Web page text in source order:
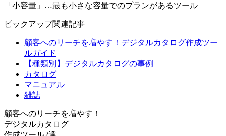
「小容量」…最も小さな容量でのプランがあるツール
ピックアップ関連記事
顧客へのリーチを増やす！デジタルカタログ作成ツー
ルガイド
【種類別】デジタルカタログの事例
カタログ
マニュアル
雑誌
顧客へのリーチを増やす！
デジタルカタログ